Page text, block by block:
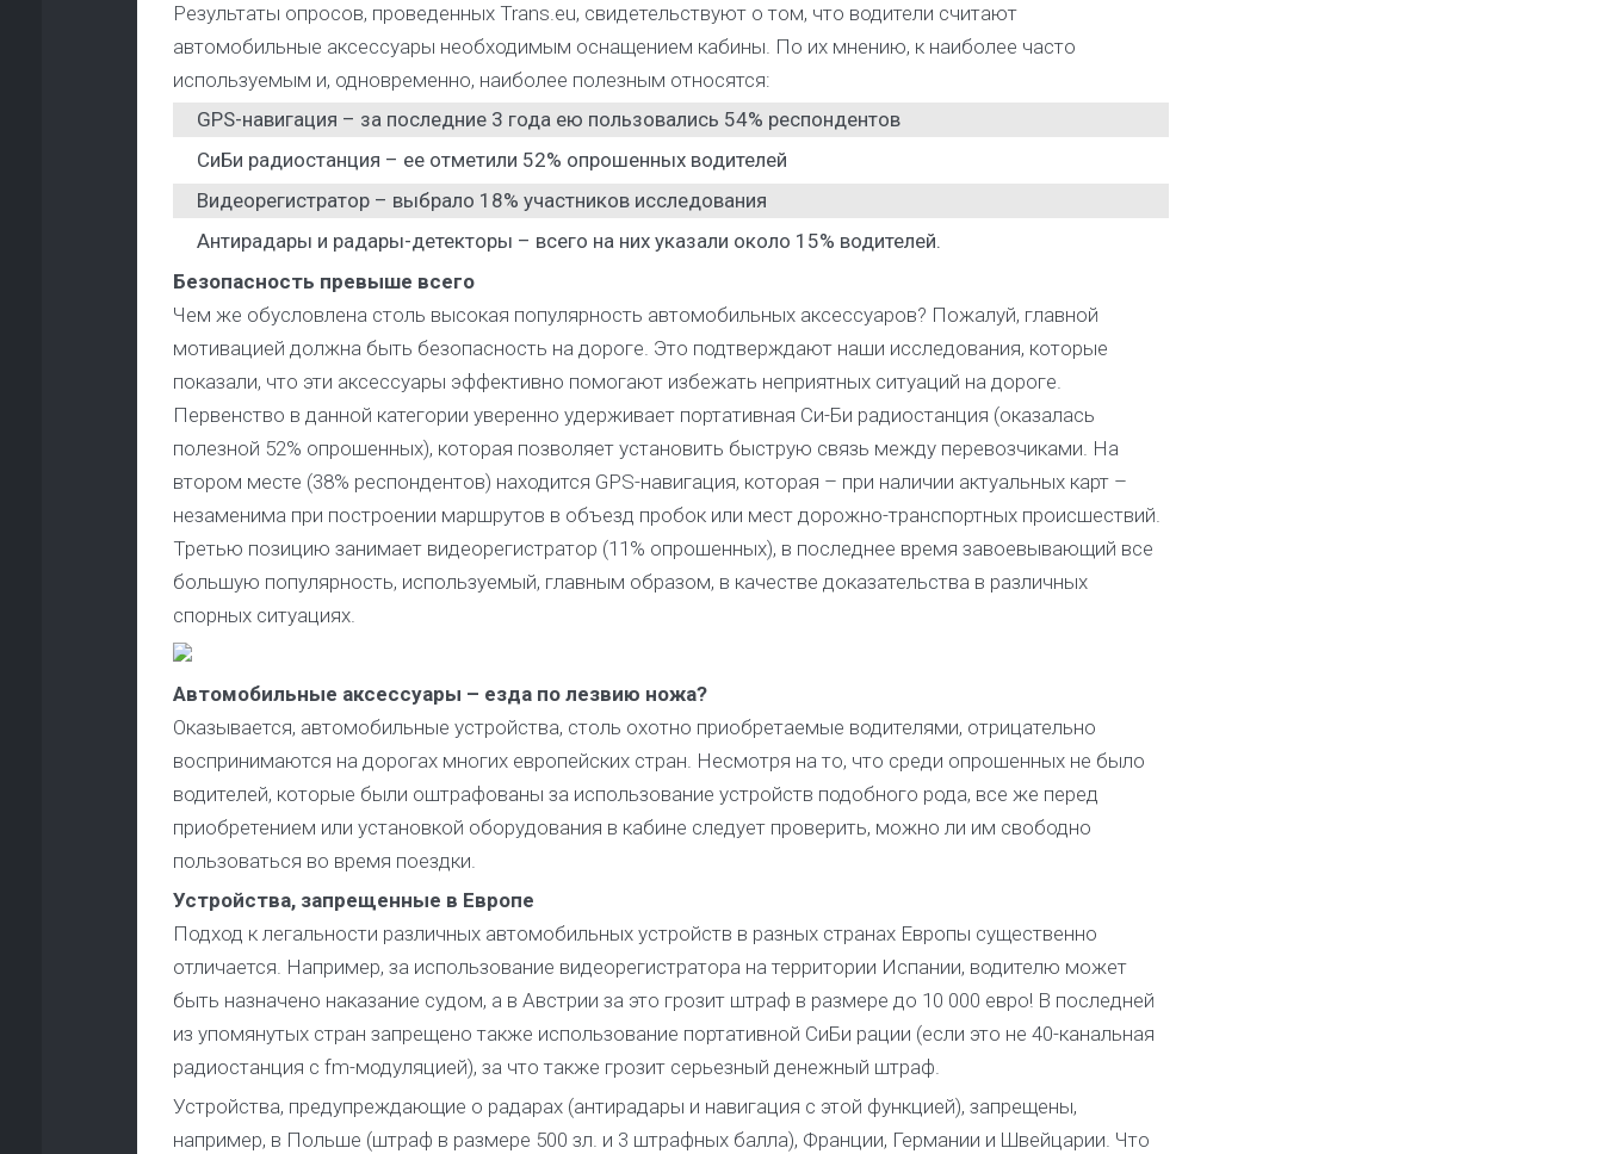
Результаты опросов, проведенных Trans.eu, свидетельствуют о том, что водители считают
автомобильные аксессуары необходимым оснащением кабины. По их мнению, к наиболее часто
используемым и, одновременно, наиболее полезным относятся:
GPS-навигация – за последние 3 года ею пользовались 54% респондентов
СиБи радиостанция – ее отметили 52% опрошенных водителей
Видеорегистратор – выбрало 18% участников исследования
Антирадары и радары-детекторы – всего на них указали около 15% водителей.
Безопасность превыше всего
Чем же обусловлена столь высокая популярность автомобильных аксессуаров? Пожалуй, главной
мотивацией должна быть безопасность на дороге. Это подтверждают наши исследования, которые
показали, что эти аксессуары эффективно помогают избежать неприятных ситуаций на дороге.
Первенство в данной категории уверенно удерживает портативная Си-Би радиостанция (оказалась
полезной 52% опрошенных), которая позволяет установить быструю связь между перевозчиками. На
втором месте (38% респондентов) находится GPS-навигация, которая – при наличии актуальных карт –
незаменима при построении маршрутов в объезд пробок или мест дорожно-транспортных происшествий.
Третью позицию занимает видеорегистратор (11% опрошенных), в последнее время завоевывающий все
большую популярность, используемый, главным образом, в качестве доказательства в различных
спорных ситуациях.
Автомобильные аксессуары – езда по лезвию ножа?
Оказывается, автомобильные устройства, столь охотно приобретаемые водителями, отрицательно
воспринимаются на дорогах многих европейских стран. Несмотря на то, что среди опрошенных не было
водителей, которые были оштрафованы за использование устройств подобного рода, все же перед
приобретением или установкой оборудования в кабине следует проверить, можно ли им свободно
пользоваться во время поездки.
Устройства, запрещенные в Европе
Подход к легальности различных автомобильных устройств в разных странах Европы существенно
отличается. Например, за использование видеорегистратора на территории Испании, водителю может
быть назначено наказание судом, а в Австрии за это грозит штраф в размере до 10 000 евро! В последней
из упомянутых стран запрещено также использование портативной СиБи рации (если это не 40-канальная
радиостанция с fm-модуляцией), за что также грозит серьезный денежный штраф.
Устройства, предупреждающие о радарах (антирадары и навигация с этой функцией), запрещены,
например, в Польше (штраф в размере 500 зл. и 3 штрафных балла), Франции, Германии и Швейцарии. Что